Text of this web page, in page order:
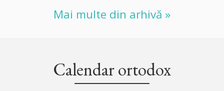
Mai multe din arhivă »
Calendar ortodox